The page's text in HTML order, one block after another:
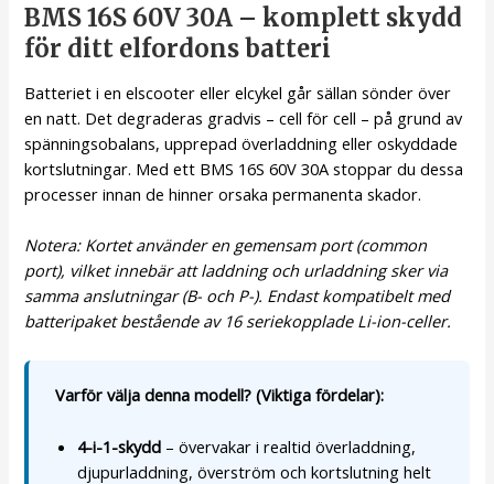
BMS 16S 60V 30A – komplett skydd
för ditt elfordons batteri
Batteriet i en elscooter eller elcykel går sällan sönder över
en natt. Det degraderas gradvis – cell för cell – på grund av
spänningsobalans, upprepad överladdning eller oskyddade
kortslutningar. Med ett BMS 16S 60V 30A stoppar du dessa
processer innan de hinner orsaka permanenta skador.
Notera: Kortet använder en gemensam port (common
port), vilket innebär att laddning och urladdning sker via
samma anslutningar (B- och P-). Endast kompatibelt med
batteripaket bestående av 16 seriekopplade Li-ion-celler.
Varför välja denna modell? (Viktiga fördelar):
4-i-1-skydd – övervakar i realtid överladdning,
djupurladdning, överström och kortslutning helt